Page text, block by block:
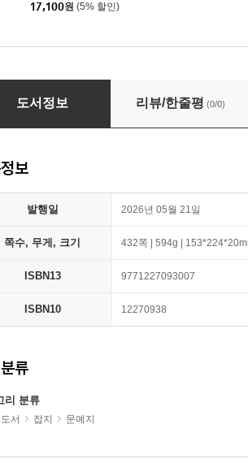
17,100원 (5% 할인)
과비평 (계간) : 212호 (2026년 여름호)
도서정보 리뷰/한줄평 (0/0)
보
발행일 2026년 05월 21일
쪽수, 무게, 크기 432쪽 | 594g |
ISBN13 9771227093007
ISBN10 12270938
류
리 분류
서 잡지 문예지